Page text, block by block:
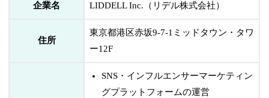
企業名 LIDDELL Inc.（リデル株式会社）
住所
東京都港区赤坂9-7-1ミッドタウン・タワ
ー12F
SNS・インフルエンサーマーケティン
グプラットフォームの運営